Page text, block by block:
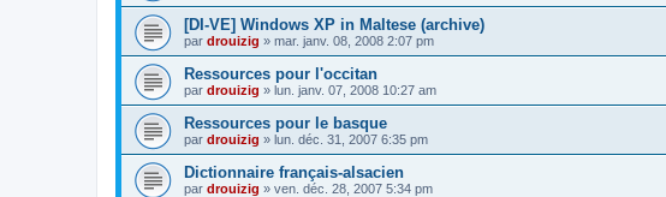
[DI-VE] Windows XP in Maltese (archive)
par drouizig » mar. janv. 08, 2008 2:07 pm
Ressources pour l'occitan
par drouizig » lun. janv. 07, 2008 10:27 am
Ressources pour le basque
par drouizig » lun. déc. 31, 2007 6:35 pm
Dictionnaire français-alsacien
par drouizig » ven. déc. 28, 2007 5:34 pm